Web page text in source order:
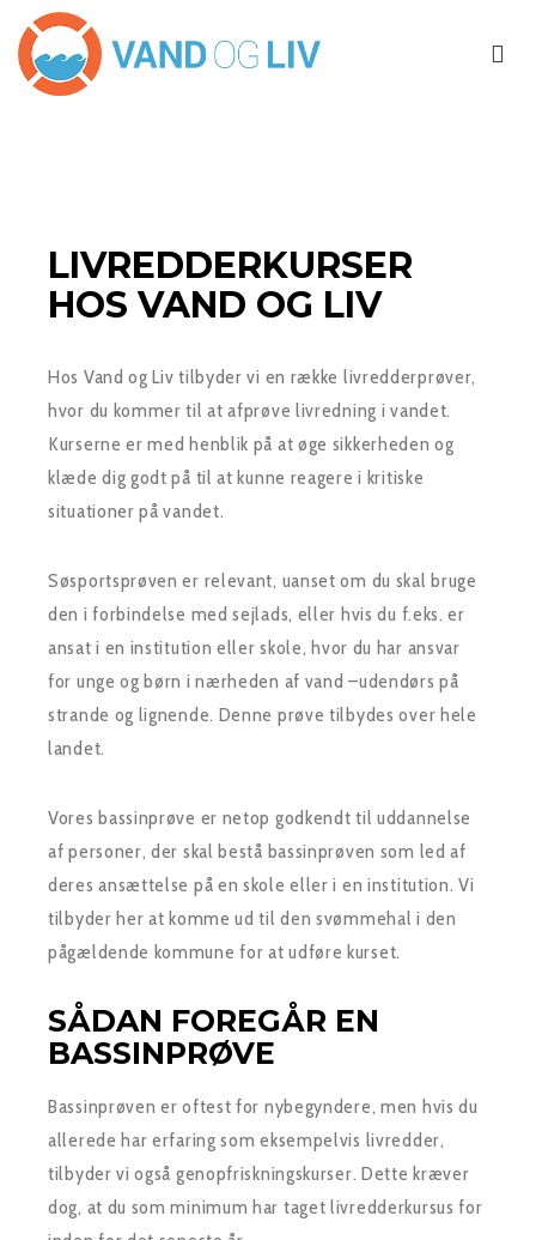
LIVREDDERKURSER
HOS VAND OG LIV
Hos Vand og Liv tilbyder vi en række livredderprøver,
hvor du kommer til at afprøve livredning i vandet.
Kurserne er med henblik på at øge sikkerheden og
klæde dig godt på til at kunne reagere i kritiske
situationer på vandet.
Søsportsprøven er relevant, uanset om du skal bruge
den i forbindelse med sejlads, eller hvis du f.eks. er
ansat i en institution eller skole, hvor du har ansvar
for unge og børn i nærheden af vand –udendørs på
strande og lignende. Denne prøve tilbydes over hele
landet.
Vores bassinprøve er netop godkendt til uddannelse
af personer, der skal bestå bassinprøven som led af
deres ansættelse på en skole eller i en institution. Vi
tilbyder her at komme ud til den svømmehal i den
pågældende kommune for at udføre kurset.
SÅDAN FOREGÅR EN
BASSINPRØVE
Bassinprøven er oftest for nybegyndere, men hvis du
allerede har erfaring som eksempelvis livredder,
tilbyder vi også genopfriskningskurser. Dette kræver
dog, at du som minimum har taget livredderkursus for